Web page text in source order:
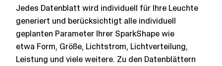
Jedes Datenblatt wird individuell für Ihre Leuchte
generiert und berücksichtigt alle individuell
geplanten Parameter Ihrer SparkShape wie
etwa Form, Größe, Lichtstrom, Lichtverteilung,
Leistung und viele weitere. Zu den Datenblättern